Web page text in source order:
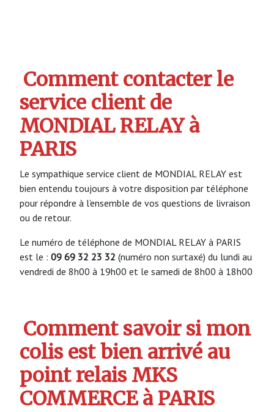
Comment contacter le
service client de
MONDIAL RELAY à
PARIS
Le sympathique service client de MONDIAL RELAY est
bien entendu toujours à votre disposition par téléphone
pour répondre à l’ensemble de vos questions de livraison
ou de retour.
Le numéro de téléphone de MONDIAL RELAY à PARIS
est le : 09 69 32 23 32 (numéro non surtaxé) du lundi au
vendredi de 8h00 à 19h00 et le samedi de 8h00 à 18h00
Comment savoir si mon
colis est bien arrivé au
point relais MKS
COMMERCE à PARIS